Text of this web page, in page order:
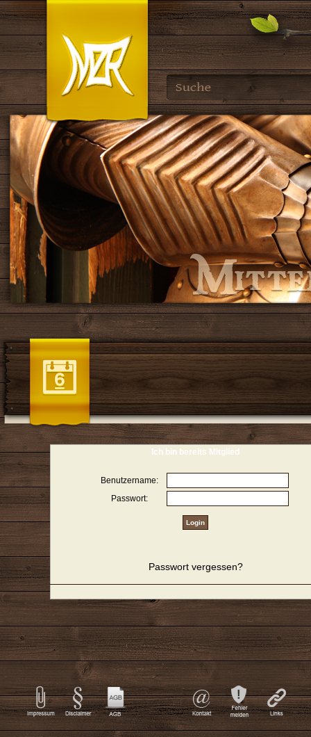
Ich bin bereits Mitglied
Benutzername:
Passwort:
Passwort vergessen?